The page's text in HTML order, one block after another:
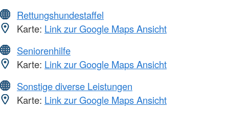
Rettungshundestaffel
Karte: Link zur Google Maps Ansicht
Seniorenhilfe
Karte: Link zur Google Maps Ansicht
Sonstige diverse Leistungen
Karte: Link zur Google Maps Ansicht